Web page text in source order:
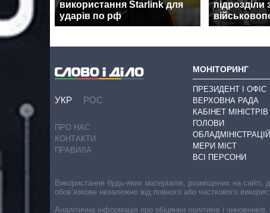
використання Starlink для
ударів по рф
підрозділи
УКР РОС
ПРО НАС
КОНТАКТИ
ПРАВИЛА
МОНІТОРИНГ
ПРЕЗИДЕНТ І ОФІС
ВЕРХОВНА РАДА
КАБІНЕТ МІНІСТРІВ
ГОЛОВИ
ОБЛАДМІНІСТРАЦІЙ
МЕРИ МІСТ
ВСІ ПЕРСОНИ
Використання будь-яких матеріалів, розміщених на
обов’язкове незалежно від повного або часткового
Аналітична інформація про обіцянки політиків і